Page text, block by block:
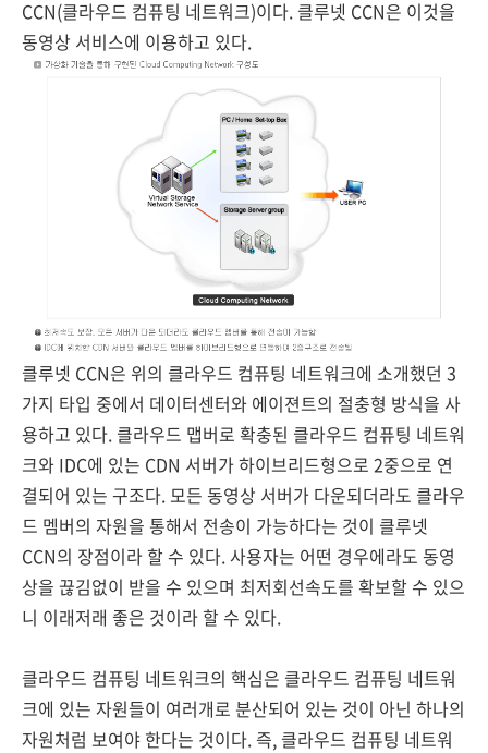
CCN(클라우드 컴퓨팅 네트워크)이다. 클루넷 CCN은 이것을
동영상 서비스에 이용하고 있다.
클루넷 CCN은 위의 클라우드 컴퓨팅 네트워크에 소개했던 3
가지 타입 중에서 데이터센터와 에이젼트의 절충형 방식을 사
용하고 있다. 클라우드 맵버로 확충된 클라우드 컴퓨팅 네트워
크와 IDC에 있는 CDN 서버가 하이브리드형으로 2중으로 연
결되어 있는 구조다. 모든 동영상 서버가 다운되더라도 클라우
드 멤버의 자원을 통해서 전송이 가능하다는 것이 클루넷
CCN의 장점이라 할 수 있다. 사용자는 어떤 경우에라도 동영
상을 끊김없이 받을 수 있으며 최저회선속도를 확보할 수 있으
니 이래저래 좋은 것이라 할 수 있다.
클라우드 컴퓨팅 네트워크의 핵심은 클라우드 컴퓨팅 네트워
크에 있는 자원들이 여러개로 분산되어 있는 것이 아닌 하나의
자원처럼 보여야 한다는 것이다. 즉, 클라우드 컴퓨팅 네트워